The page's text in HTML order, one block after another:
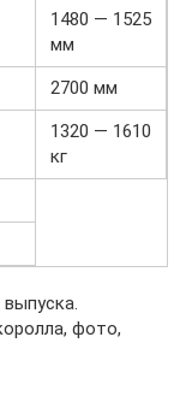
1480 — 1525
мм
2700 мм
1320 — 1610
кг
фото,